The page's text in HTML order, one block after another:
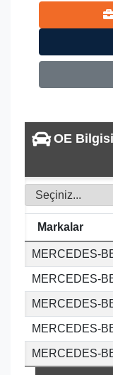
OE Bilgisi
Markalar
MERCEDES-
MERCEDES-
MERCEDES-
MERCEDES-
MERCEDES-